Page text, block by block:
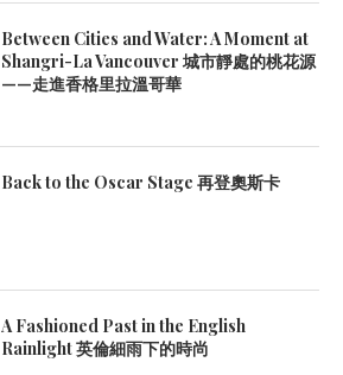
Between Cities and Water: A Moment at
Shangri-La Vancouver 城市靜處的桃花源
——走進香格里拉溫哥華
Back to the Oscar Stage 再登奧斯卡
A Fashioned Past in the English
Rainlight 英倫細雨下的時尚